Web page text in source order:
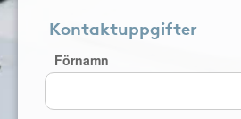
Kontaktuppgifter
Förnamn